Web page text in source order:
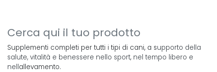
Cerca qui il tuo prodotto
Supplementi completi per tutti i tipi di cani, a supporto della
salute, vitalità e benessere nello sport, nel tempo libero e
nellallevamento.